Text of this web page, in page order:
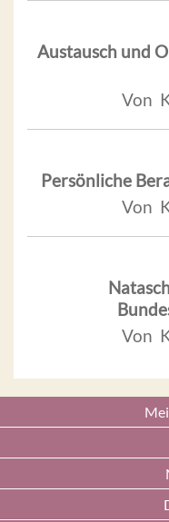
Austausch und
Von
Persönliche
Von
Von